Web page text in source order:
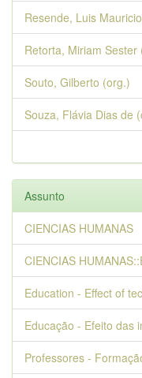
Resende, Luis
Retorta, Miriam Sester
Souto, Gilberto (org.)
Souza, Flávia Dias de
Assunto
CIENCIAS HUMANAS
CIENCIAS
Education - Effect of
Educação - Efeito das
Professores -